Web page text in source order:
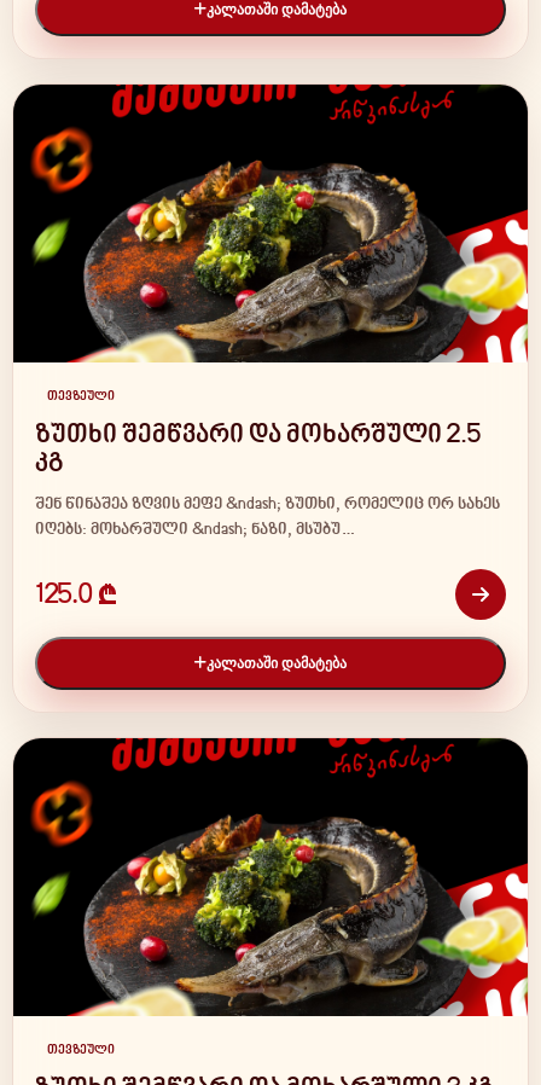
ᲙᲐᲚᲐᲗᲐᲨᲘ ᲓᲐᲛᲐᲢᲔᲑᲐ
თევზეული
ზუთხი შემწვარი და მოხარშული 2.5
კგ
შენ წინაშეა ზღვის მეფე &ndash; ზუთხი, რომელიც ორ სახეს
იღებს: მოხარშული &ndash; ნაზი, მსუბუ…
125.0 ₾
ᲙᲐᲚᲐᲗᲐᲨᲘ ᲓᲐᲛᲐᲢᲔᲑᲐ
თევზეული